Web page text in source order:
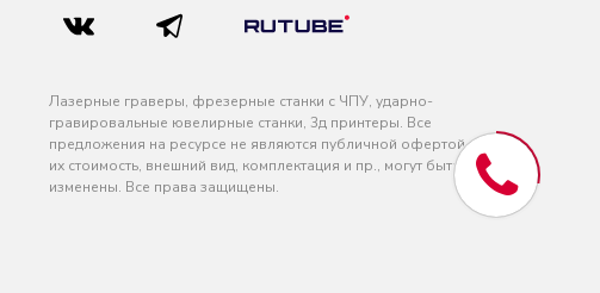
Лазерные граверы, фрезерные станки с ЧПУ, ударно-
гравировальные ювелирные станки, 3д принтеры. Все
предложения на ресурсе не являются публичной офертой
их стоимость, внешний вид, комплектация и пр., могут быть
изменены. Все права защищены.